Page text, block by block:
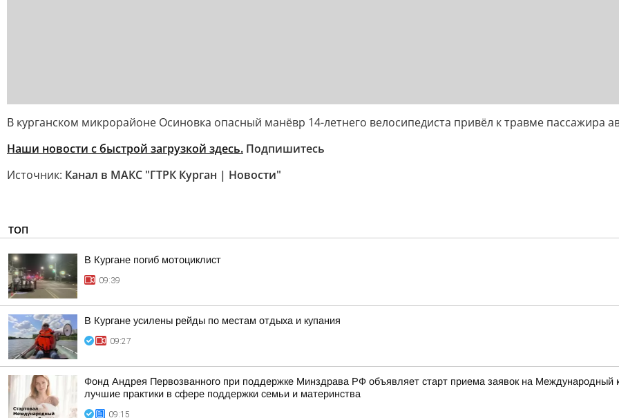
В курганском микрорайоне Осиновка опасный манёвр 14-летнего велосипедиста привёл к травме пассажира
Наши новости с быстрой загрузкой здесь. Подпишитесь
Источник: Канал в МАКС "ГТРК Курган | Новости"
ТОП
В Кургане погиб мотоциклист
09:39
В Кургане усилены рейды по местам отдыха и купания
09:27
Фонд Андрея Первозванного при поддержке Минздрава РФ объявляет старт приема заявок на Международный
лучшие практики в сфере поддержки семьи и материнства
09:15